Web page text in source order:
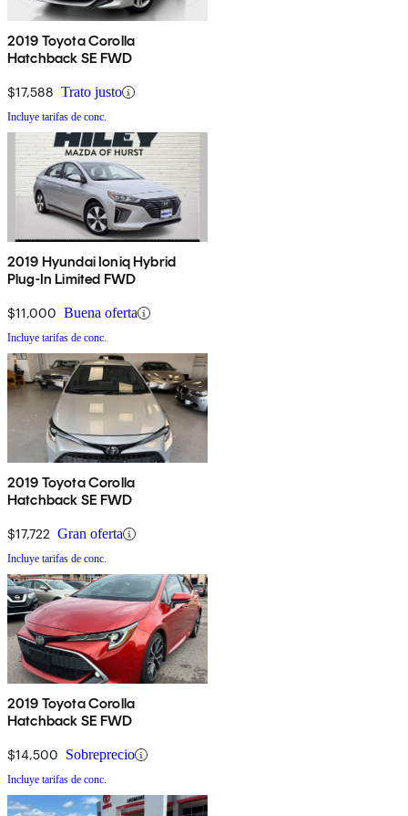
2019 Toyota Corolla
Hatchback SE FWD
$17,588 Trato justo
Incluye tarifas de conc.
2019 Hyundai Ioniq Hybrid
Plug-In Limited FWD
$11,000 Buena oferta
Incluye tarifas de conc.
2019 Toyota Corolla
Hatchback SE FWD
$17,722 Gran oferta
Incluye tarifas de conc.
2019 Toyota Corolla
Hatchback SE FWD
$14,500 Sobreprecio
Incluye tarifas de conc.